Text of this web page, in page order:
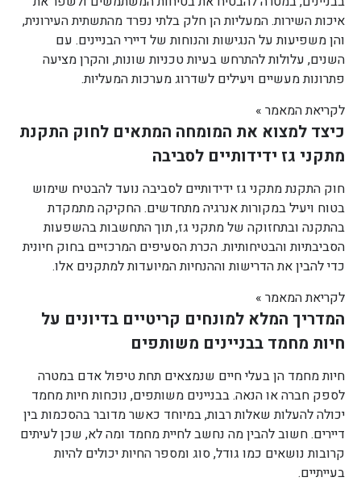
איכות השירות. המעליות הן חלק בלתי נפרד מהתשתית העירונית,
והן משפיעות על הנגישות והנוחות של דיירי הבניינים. עם
השנים, עלולות להתרחש בעיות טכניות שונות, והקרן מציעה
פתרונות מעשיים ויעילים לשדרוג מערכות המעליות.
לקריאת המאמר »
כיצד למצוא את המומחה המתאים לחוק התקנת
מתקני גז ידידותיים לסביבה
חוק התקנת מתקני גז ידידותיים לסביבה נועד להבטיח שימוש
בטוח ויעיל במקורות אנרגיה מתחדשים. החקיקה מתמקדת
בהתקנה ובתחזוקה של מתקני גז, תוך התחשבות בהשפעות
הסביבתיות והבטיחותיות. הכרת הסעיפים המרכזיים בחוק חיונית
כדי להבין את הדרישות וההנחיות המיועדות למתקנים אלו.
לקריאת המאמר »
המדריך המלא למונחים קריטיים בדיונים על
חיות מחמד בבניינים משותפים
חיות מחמד הן בעלי חיים שנמצאים תחת טיפול אדם במטרה
לספק חברה או הנאה. בבניינים משותפים, נוכחות חיות מחמד
יכולה להעלות שאלות רבות, במיוחד כאשר מדובר בהסכמות בין
דיירים. חשוב להבין מה נחשב לחיית מחמד ומה לא, שכן לעיתים
קרובות נושאים כמו גודל, סוג ומספר החיות יכולים להיות
בעייתיים.